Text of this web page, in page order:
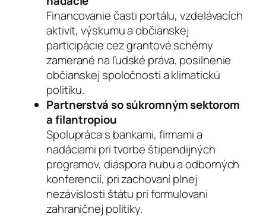
Financovanie časti portálu, vzdelávacích
aktivít, výskumu a občianskej
participácie cez grantové schémy
zamerané na ľudské práva, posilnenie
občianskej spoločnosti a klimatickú
politiku.
Partnerstvá so súkromným sektorom
a filantropiou
Spolupráca s bankami, firmami a
nadáciami pri tvorbe štipendijných
programov, diáspora hubu a odborných
konferencií, pri zachovaní plnej
nezávislosti štátu pri formulovaní
zahraničnej politiky.